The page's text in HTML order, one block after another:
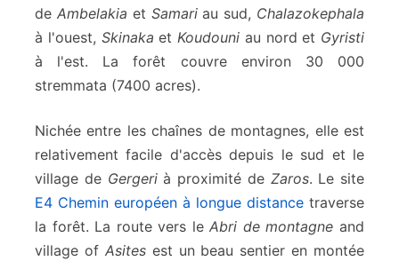
de Ambelakia et Samariau sud, Chalazokephala
à l'ouest, Skinaka et Koudouni au nord et Gyristi
à l'est. La forêt couvre environ 30 000
stremmata (7400 acres).
Nichée entre les chaînes de montagnes, elle est
relativement facile d'accès depuis le sud et le
village de Gergerià proximité de Zaros. Le site
E4 Chemin européen à longue distance traverse
la forêt. La route vers leAbri de montagne and
village of Asitesest un beau sentier en montée